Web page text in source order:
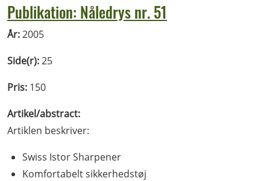
Publikation: Nåledrys nr. 51
År:2005
Side(r):25
Pris: 150
Artikel/abstract:
Artiklen beskriver:
Swiss Istor Sharpener
Komfortabelt sikkerhedstøj